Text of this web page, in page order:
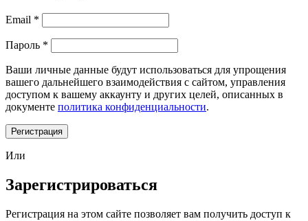
Email *
Пароль *
Ваши личные данные будут использоваться для упрощения
вашего дальнейшего взаимодействия с сайтом, управления
доступом к вашему аккаунту и других целей, описанных в
документе политика конфиденциальности.
Регистрация
Или
Зарегистрироваться
Регистрация на этом сайте позволяет вам получить доступ к